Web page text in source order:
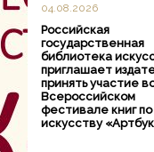
04.08.2026
Российская
государственная
библиотека
приглашает
принять участие
Всероссийском
фестивале книг по
искусству